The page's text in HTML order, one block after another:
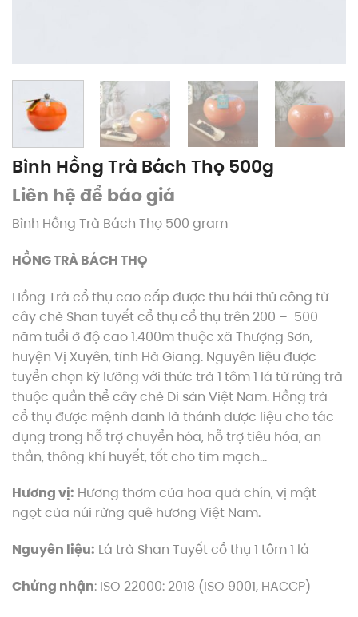
Bình Hồng Trà Bách Thọ 500g
Liên hệ để báo giá
Bình Hồng Trà Bách Thọ 500 gram
HỒNG TRÀ BÁCH THỌ
Hồng Trà cổ thụ cao cấp được thu hái thủ công từ
cây chè Shan tuyết cổ thụ cổ thụ trên 200 – 500
năm tuổi ở độ cao 1.400m thuộc xã Thượng Sơn,
huyện Vị Xuyên, tỉnh Hà Giang. Nguyên liệu được
tuyển chọn kỹ lưỡng với thức trà 1 tôm 1 lá từ rừng trà
thuộc quần thể cây chè Di sản Việt Nam. Hồng trà
cổ thụ được mệnh danh là thánh dược liệu cho tác
dụng trong hỗ trợ chuyển hóa, hỗ trợ tiêu hóa, an
thần, thông khí huyết, tốt cho tim mạch…
Hương vị: Hương thơm của hoa quả chín, vị mật
ngọt của núi rừng quê hương Việt Nam.
Nguyên liệu: Lá trà Shan Tuyết cổ thụ 1 tôm 1 lá
Chứng nhận: ISO 22000: 2018 (ISO 9001, HACCP)